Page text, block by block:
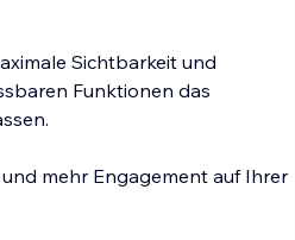
Sichtbarkeit und
Funktionen das
mehr Engagement auf Ihrer